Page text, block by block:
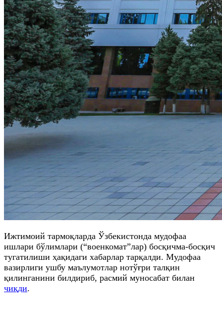
Ижтимоий тармоқларда Ўзбекистонда мудофаа
ишлари бўлимлари (“военкомат”лар) босқичма-босқич
тугатилиши ҳақидаги хабарлар тарқалди. Мудофаа
вазирлиги ушбу маълумотлар нотўғри талқин
қилинганини билдириб, расмий муносабат билан
чиқди.